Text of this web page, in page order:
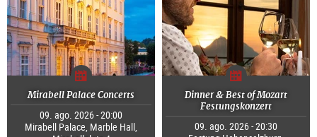
Mirabell Palace Concerts
09. ago. 2026 - 20:00
Mirabell Palace, Marble Hall,
Dinner & Best of Mozart
Festungskonzert
09. ago. 2026 - 20:30